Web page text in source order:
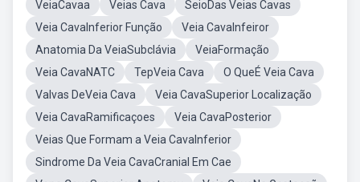
VeiaCavaa Veias Cava
SeioDas Veias Cavas
Veia CavaInferior Função
Veia CavaInfeiror
Anatomia Da VeiaSubclávia
VeiaFormação
Veia CavaNATC
TepVeia Cava
O QueÉ Veia Cava
Valvas DeVeia Cava
Veia CavaSuperior Localização
Veia CavaRamificaçoes
Veia CavaPosterior
Veias Que Formam a Veia CavaInferior
Sindrome Da Veia CavaCranial Em Cae